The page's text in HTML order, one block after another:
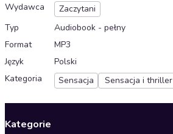
Wydawca
Zaczytani
Typ
Audiobook - pełny
Format
MP3
Język
Polski
Kategoria
Sensacja Sensacja i thriller
Kategorie